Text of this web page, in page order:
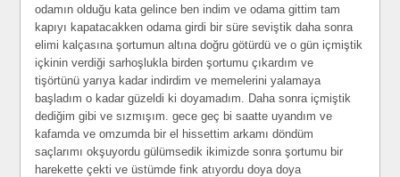
odamın olduğu kata gelince ben indim ve odama gittim tam
kapıyı kapatacakken odama girdi bir süre seviştik daha sonra
elimi kalçasına şortumun altına doğru götürdü ve o gün içmiştik
içkinin verdiği sarhoşlukla birden şortumu çıkardım ve
tişörtünü yarıya kadar indirdim ve memelerini yalamaya
başladım o kadar güzeldi ki doyamadım. Daha sonra içmiştik
dediğim gibi ve sızmışım. gece geç bi saatte uyandım ve
kafamda ve omzumda bir el hissettim arkamı döndüm
saçlarımı okşuyordu gülümsedik ikimizde sonra şortumu bir
harekette çekti ve üstümde fink atıyordu doya doya